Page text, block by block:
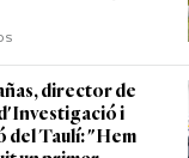
director de
i
del Taulí: "Hem